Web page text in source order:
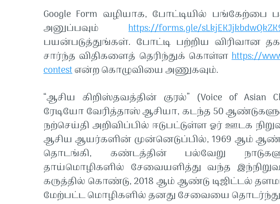
Google Form வழியாக, போட்டியில் பங்கேற்பை
அனுப்பவும்
https://forms.gle/
பயன்படுத்துங்கள். போட்டி பற்றிய விரிவான
சார்ந்த விதிகளைத் தெரிந்துக் கொள்ள https://
contestஎன்றகொழுவியை அணுகவும்.
“ஆசிய கிறிஸ்தவத்தின் குரல்” (Voice of Asian
ரேடியோ வேரித்தாஸ்ஆசியா, கடந்த 50
நற்செய்தி அறிவிப்பில் ஈடுபட்டுள்ள ஓர் ஊடக
ஆசிய ஆயர்களின் முன்னெடுப்பில், 1969 ஆம்
தொடங்கி, கண்டத்தின் பல்வேறு
தாய்மொழிகளில் சேவையளித்து வந்த
கருத்தில் கொண்டு, 2018ஆம்ஆண்டு டிஜிட்டல்
மேற்பட்டமொழிகளில் தனது சேவையை தொடர்ந்து